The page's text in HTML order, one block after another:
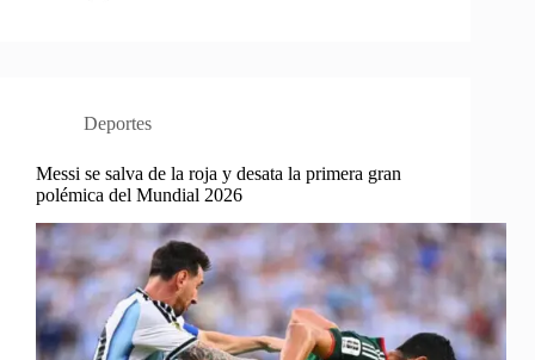
Deportes
Messi se salva de la roja y desata la primera gran
polémica del Mundial 2026